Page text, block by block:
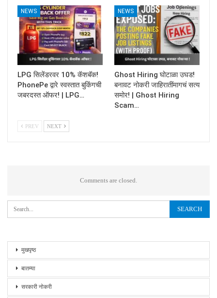
NEWS
LPG सिलेंडरवर 10% कॅशबॅक!
PhonePe द्वारे स्वस्तात बुकिंगची
जबरदस्त ऑफर! | LPG…
NEWS
Ghost Hiring घोटाळा उघड!
बनावट नोकरी जाहिरातींमागचं सत्य
समोर! | Ghost Hiring
Scam…
PREV NEXT
Comments are closed.
मुखपृष्ठ
बातम्या
सरकारी नोकरी